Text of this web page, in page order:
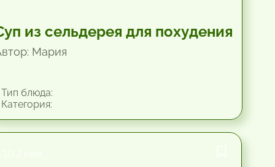
из сельдерея для похудения
Мария
блюда: